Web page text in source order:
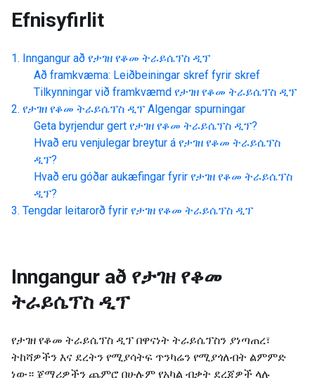
Efnisyfirlit
Inngangur að የታገዘ የቆመ ትራይሴፕስ ዲፕ
Að framkvæma: Leiðbeiningar skref fyrir skref
Tilkynningar við framkvæmd የታገዘ የቆመ ትራይሴፕስ ዲፕ
የታገዘ የቆመ ትራይሴፕስ ዲፕ Algengar spurningar
Geta byrjendur gert የታገዘ የቆመ ትራይሴፕስ ዲፕ?
Hvað eru venjulegar breytur á የታገዘ የቆመ ትራይሴፕስ
ዲፕ?
Hvað eru góðar aukæfingar fyrir የታገዘ የቆመ ትራይሴፕስ
ዲፕ?
Tengdar leitarorð fyrir የታገዘ የቆመ ትራይሴፕስ ዲፕ
Inngangur að የታገዘ የቆመ
ትራይሴፕስ ዲፕ
የታገዘ የቆመ ትራይሴፕስ ዲፕ በዋናነት ትራይሴፕስን ያነጣጠረ፣
ትከሻዎችን እና ደረትን የሚያሳትፍ ጥንካሬን የሚያጎለብት ልምምድ
ነው። ጀማሪዎችን ጨምሮ በሁሉም የአካል ብቃት ደረጃዎች ላሉ